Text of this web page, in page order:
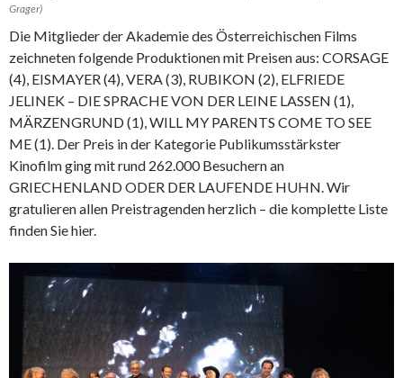
Grager)
Die Mitglieder der Akademie des Österreichischen Films
zeichneten folgende Produktionen mit Preisen aus: CORSAGE
(4), EISMAYER (4), VERA (3), RUBIKON (2), ELFRIEDE
JELINEK – DIE SPRACHE VON DER LEINE LASSEN (1),
MÄRZENGRUND (1), WILL MY PARENTS COME TO SEE
ME (1). Der Preis in der Kategorie Publikumsstärkster
Kinofilm ging mit rund 262.000 Besuchern an
GRIECHENLAND ODER DER LAUFENDE HUHN. Wir
gratulieren allen Preistragenden herzlich – die komplette Liste
finden Sie hier.